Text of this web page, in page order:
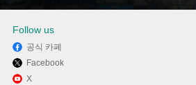
Follow us
공식 카페
Facebook
X